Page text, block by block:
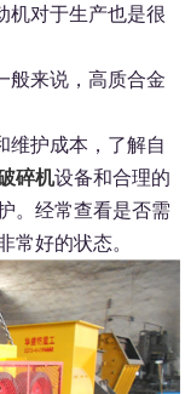
机对于生产也是很
般来说，高质合金
维护成本，了解自
碎机设备和合理的
。经常查看是否需
常好的状态。